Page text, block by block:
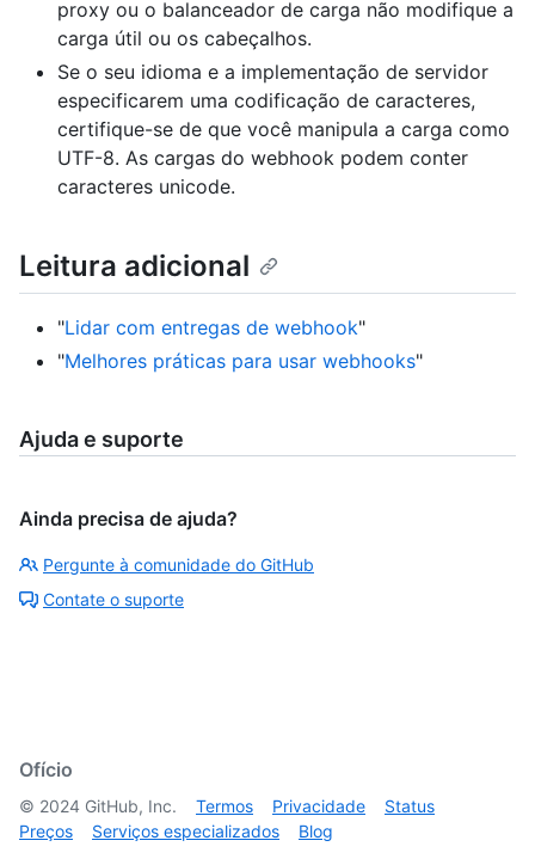
proxy ou o balanceador de carga não modifique a
carga útil ou os cabeçalhos.
Se o seu idioma e a implementação de servidor
especificarem uma codificação de caracteres,
certifique-se de que você manipula a carga como
UTF-8. As cargas do webhook podem conter
caracteres unicode.
Leitura adicional
"Lidar com entregas de webhook"
"Melhores práticas para usar webhooks"
Ajuda e suporte
Ainda precisa de ajuda?
Pergunte à comunidade do GitHub
Contate o suporte
Ofício
© 2024 GitHub, Inc. Termos Privacidade
Status
Preços
Serviços especializados Blog